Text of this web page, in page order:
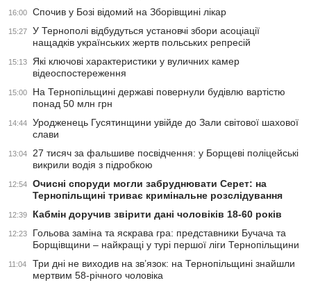
16:00 Спочив у Бозі відомий на Зборівщині лікар
15:27
У Тернополі відбудуться установчі збори асоціації
нащадків українських жертв польських репресій
15:13
Які ключові характеристики у вуличних камер
відеоспостереження
15:00
На Тернопільщині державі повернули будівлю вартістю
понад 50 млн грн
14:44
Уродженець Гусятинщини увійде до Зали світової шахової
слави
13:04
27 тисяч за фальшиве посвідчення: у Борщеві поліцейські
викрили водія з підробкою
12:54
Очисні споруди могли забруднювати Серет: на
Тернопільщині триває кримінальне розслідування
12:39 Кабмін доручив звірити дані чоловіків 18-60 років
12:23
Гольова заміна та яскрава гра: представники Бучача та
Борщівщини – найкращі у турі першої ліги Тернопільщини
11:04
Три дні не виходив на зв’язок: на Тернопільщині знайшли
мертвим 58-річного чоловіка